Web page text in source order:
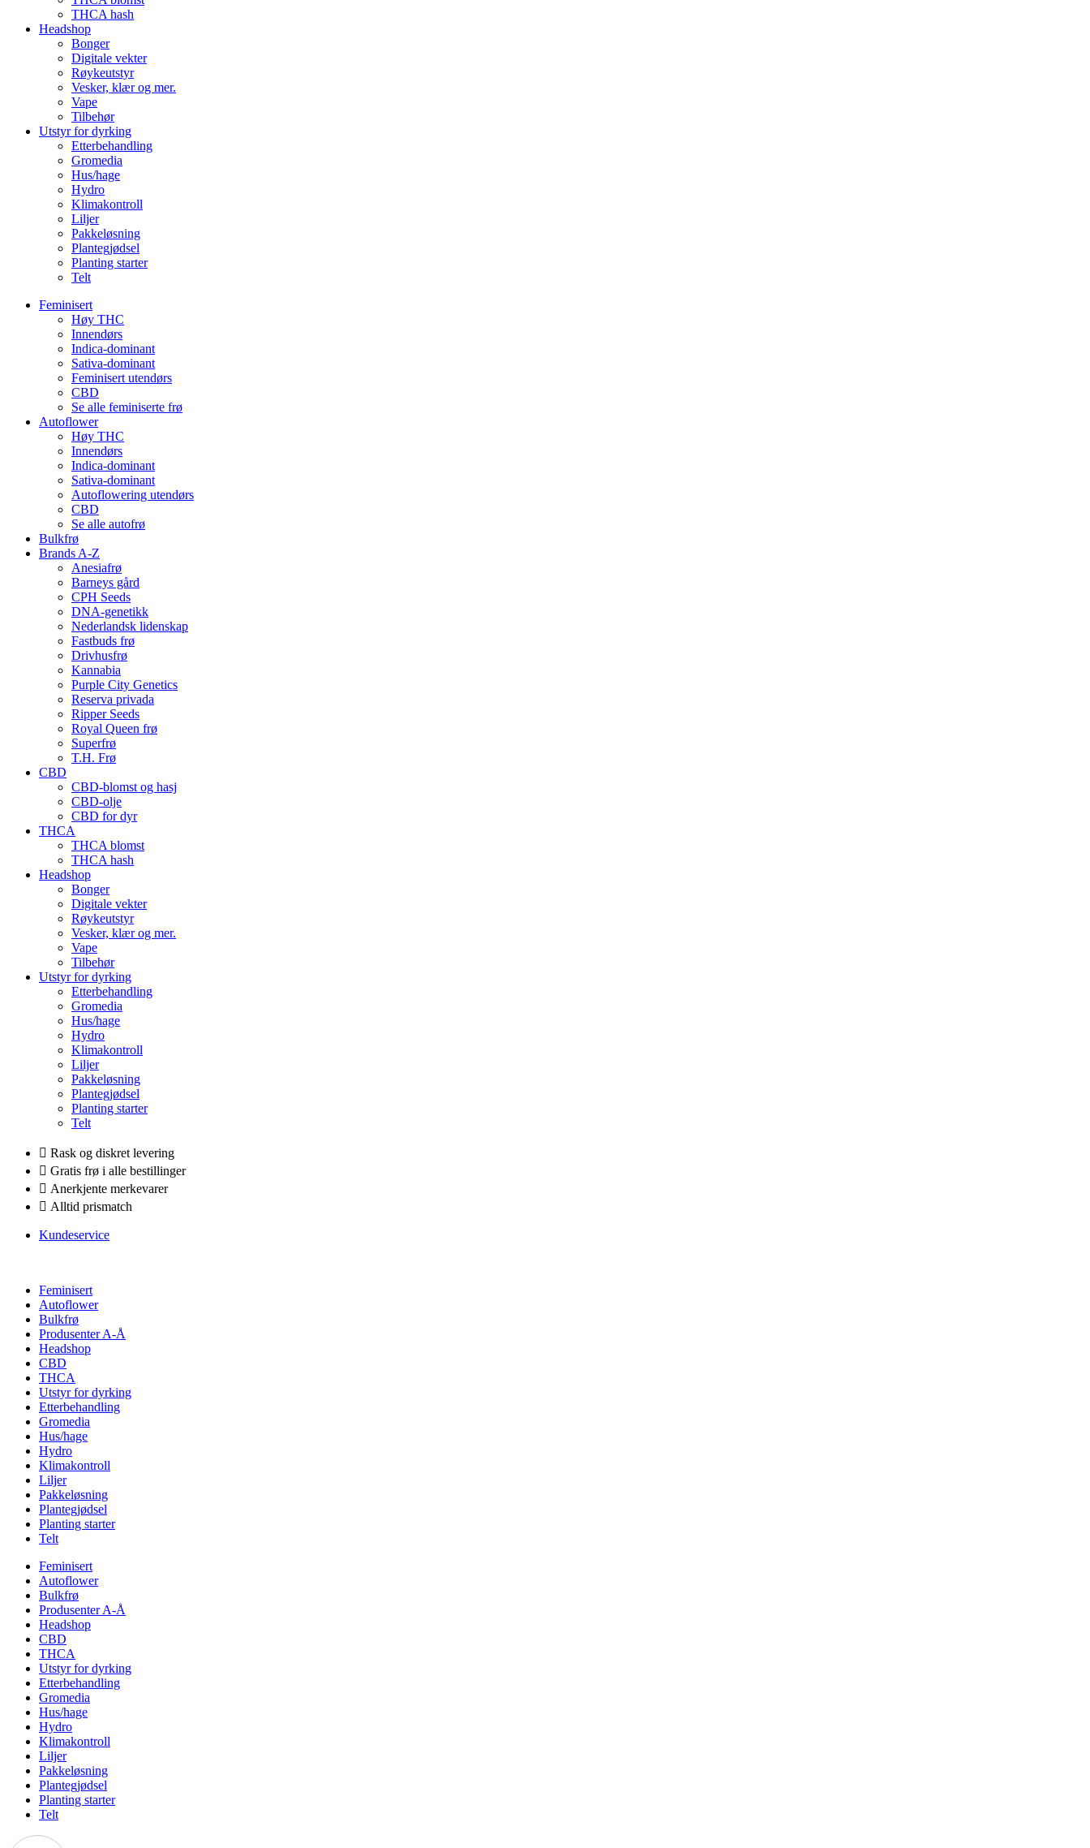
THCA hash
Headshop
Bonger
Digitale vekter
Røykeutstyr
Vesker, klær og mer.
Vape
Tilbehør
Utstyr for dyrking
Etterbehandling
Gromedia
Hus/hage
Hydro
Klimakontroll
Liljer
Pakkeløsning
Plantegjødsel
Planting starter
Telt
Feminisert
Høy THC
Innendørs
Indica-dominant
Sativa-dominant
Feminisert utendørs
CBD
Se alle feminiserte frø
Autoflower
Høy THC
Innendørs
Indica-dominant
Sativa-dominant
Autoflowering utendørs
CBD
Se alle autofrø
Bulkfrø
Brands A-Z
Anesiafrø
Barneys gård
CPH Seeds
DNA-genetikk
Nederlandsk lidenskap
Fastbuds frø
Drivhusfrø
Kannabia
Purple City Genetics
Reserva privada
Ripper Seeds
Royal Queen frø
Superfrø
T.H. Frø
CBD
CBD-blomst og hasj
CBD-olje
CBD for dyr
THCA
THCA blomst
THCA hash
Headshop
Bonger
Digitale vekter
Røykeutstyr
Vesker, klær og mer.
Vape
Tilbehør
Utstyr for dyrking
Etterbehandling
Gromedia
Hus/hage
Hydro
Klimakontroll
Liljer
Pakkeløsning
Plantegjødsel
Planting starter
Telt
Rask og diskret levering
Gratis frø i alle bestillinger
Anerkjente merkevarer
Alltid prismatch
Kundeservice
Feminisert
Autoflower
Bulkfrø
Produsenter A-Å
Headshop
CBD
THCA
Utstyr for dyrking
Etterbehandling
Gromedia
Hus/hage
Hydro
Klimakontroll
Liljer
Pakkeløsning
Plantegjødsel
Planting starter
Telt
Feminisert
Autoflower
Bulkfrø
Produsenter A-Å
Headshop
CBD
THCA
Utstyr for dyrking
Etterbehandling
Gromedia
Hus/hage
Hydro
Klimakontroll
Liljer
Pakkeløsning
Plantegjødsel
Planting starter
Telt